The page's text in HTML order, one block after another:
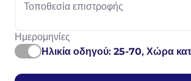
Τοποθεσία επιστροφής
Ημερομηνίες
Ηλικία οδηγού: 25-70, Χώρα